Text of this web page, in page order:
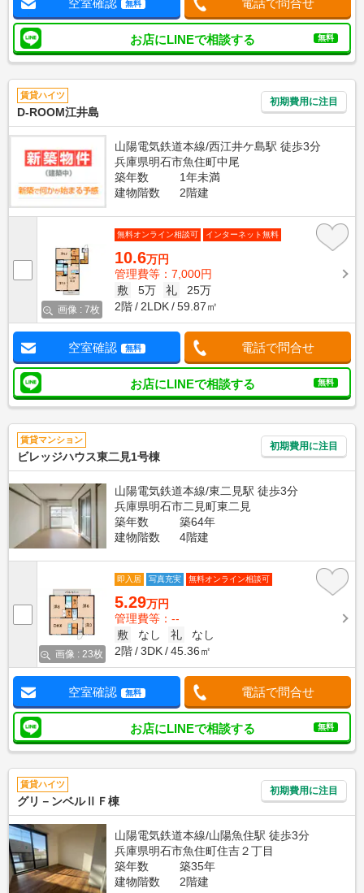
空室確認 無料 電話で問合せ
お店にLINEで相談する 無料
賃貸ハイツ
D-ROOM江井島
初期費用に注目
山陽電気鉄道本線/西江井ケ島駅 徒歩3分
兵庫県明石市魚住町中尾
築年数
1年未満
建物階数
2階建
画像 : 7枚
無料オンライン相談可 インターネット無料
10.6万円
管理費等：7,000円
敷
5万 礼
25万
2階
2LDK 59.87㎡
空室確認 無料 電話で問合せ
お店にLINEで相談する 無料
賃貸マンション
ビレッジハウス東二見1号棟
初期費用に注目
山陽電気鉄道本線/東二見駅 徒歩3分
兵庫県明石市二見町東二見
築年数
築64年
建物階数
4階建
画像 : 23枚
即入居 写真充実 無料オンライン相談可
5.29万円
管理費等：--
敷
なし 礼
なし
2階
3DK 45.36㎡
空室確認 無料 電話で問合せ
お店にLINEで相談する 無料
賃貸ハイツ
グリ－ンベルⅡＦ棟
初期費用に注目
山陽電気鉄道本線/山陽魚住駅 徒歩3分
兵庫県明石市魚住町住吉２丁目
築年数
築35年
建物階数
2階建